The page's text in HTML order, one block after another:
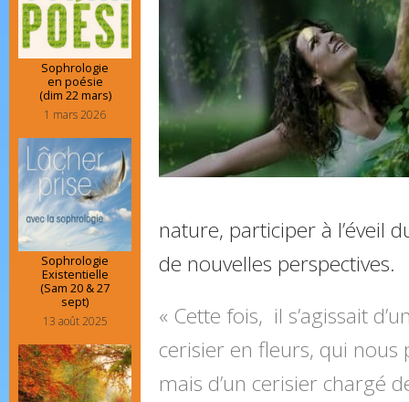
nature, participer à l’éveil
de nouvelles perspectives.
« Cette fois, il s’agissait
cerisier en fleurs, qui
mais d’un cerisier chargé
Sophrologie
en poésie
(dim 22 mars)
1 mars 2026
Sophrologie
Existentielle
(Sam 20 & 27
sept)
13 août 2025